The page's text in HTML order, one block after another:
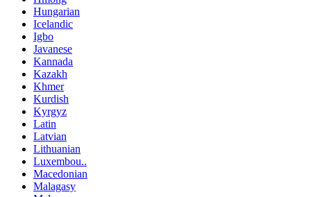
Hungarian
Icelandic
Igbo
Javanese
Kannada
Kazakh
Khmer
Kurdish
Kyrgyz
Latin
Latvian
Lithuanian
Luxembou..
Macedonian
Malagasy